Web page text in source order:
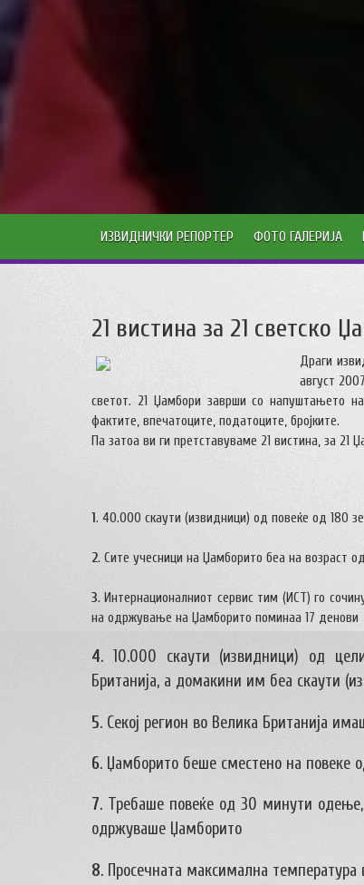
ИЗВИДНИЧКИ РЕПОРТЕР ФОТО ГАЛЕРИЈА
21 вистина за 21 светско
Драги
август
светот. 21 Џамбори заврши со напуштањето
фактите, впечатоците, податоците, бројките.
Па затоа ви ги претставуваме 21 вистина, за 21
1. 40.000 скаути (извидници) од повеќе од 180
2. Сите учесници на Џамборито беа на возраст
3. Интернационалниот сервис тим (ИСТ) го
на одржување на Џамборито поминаа 17 денови
4. 10.000 скаути (извидници) од
Британија, а домакини им беа скаути
5. Секој регион во Велика Британија
6. Џамборито беше сместено на повеке
7. Требаше повеќе од 30 минути
одржуваше Џамборито
8. Просечната максимална температура